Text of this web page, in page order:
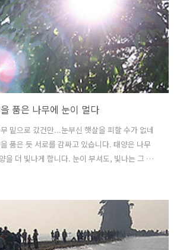
새끼로 보이는 ..
품은 나무에 눈이 멀다
밑으로 갔건만...눈부신 햇살을 피할 수가 없네
품은 듯 서로를 감싸고 있습니다. 태양은 나무
을 더 빛나게 합니다. 눈이 부셔도, 빛나는 그 모
다. 밖에 있을때는 뜨거운 햇볕으로 무덥게 내
하게 감싸줍니다. 나무가 품은 태양의 매력에 빠
니...눈이 먼 것만 같습니다... * 이 포스트는
쌩~ 초보의 사진 자랑...] 에 링크 되어있습니다.